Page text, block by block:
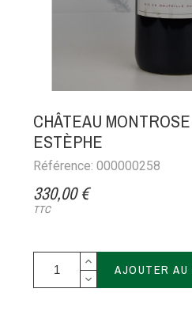
CHÂTEAU
ESTÈPHE
Référence: 000000258
330,00 €
TTC
AJOUTER AU